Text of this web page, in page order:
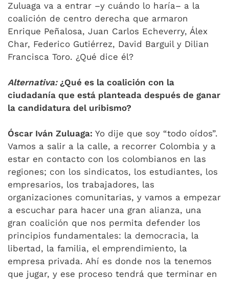
Zuluaga va a entrar –y cuándo lo haría– a la
coalición de centro derecha que armaron
Enrique Peñalosa, Juan Carlos Echeverry, Álex
Char, Federico Gutiérrez, David Barguil y Dilian
Francisca Toro. ¿Qué dice él?
Alternativa:¿Qué es la coalición con la
ciudadanía que está planteada después de ganar
la candidatura del uribismo?
Óscar Iván Zuluaga: Yo dije que soy “todo oídos”.
Vamos a salir a la calle, a recorrer Colombia y a
estar en contacto con los colombianos en las
regiones; con los sindicatos, los estudiantes, los
empresarios, los trabajadores, las
organizaciones comunitarias, y vamos a empezar
a escuchar para hacer una gran alianza, una
gran coalición que nos permita defender los
principios fundamentales: la democracia, la
libertad, la familia, el emprendimiento, la
empresa privada. Ahí es donde nos la tenemos
que jugar, y ese proceso tendrá que terminar en